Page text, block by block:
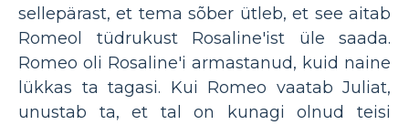
sellepärast, et tema sõber ütleb, et see aitab
Romeol tüdrukust Rosaline'ist üle saada.
Romeo oli Rosaline'i armastanud, kuid naine
lükkas ta tagasi. Kui Romeo vaatab Juliat,
unustab ta, et tal on kunagi olnud teisi